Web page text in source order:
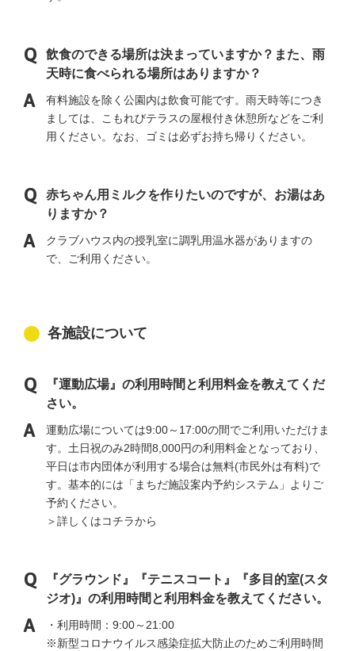
飲食のできる場所は決まっていますか？また、雨
天時に食べられる場所はありますか？
有料施設を除く公園内は飲食可能です。雨天時等につき
ましては、こもれびテラスの屋根付き休憩所などをご利
用ください。なお、ゴミは必ずお持ち帰りください。
赤ちゃん用ミルクを作りたいのですが、お湯はあ
りますか？
クラブハウス内の授乳室に調乳用温水器がありますの
で、ご利用ください。
各施設について
『運動広場』の利用時間と利用料金を教えてくだ
さい。
運動広場については9:00～17:00の間でご利用いただけま
す。土日祝のみ2時間8,000円の利用料金となっており、
平日は市内団体が利用する場合は無料(市民外は有料)で
す。基本的には「まちだ施設案内予約システム」よりご
予約ください。
＞詳しくはコチラから
『グラウンド』『テニスコート』『多目的室(スタ
ジオ)』の利用時間と利用料金を教えてください。
・利用時間：9:00～21:00
※新型コロナウイルス感染症拡大防止のためご利用時間